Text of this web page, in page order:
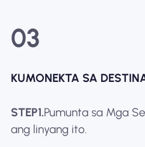
03
KUMONEKTA SA
STEP1.Pumunta sa Mga
ang linyang ito.